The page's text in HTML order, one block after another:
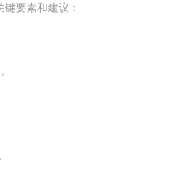
要素和建议：